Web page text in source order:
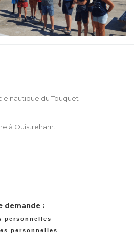
nautique du Touquet
à Ouistreham.
demande :
personnelles
personnelles